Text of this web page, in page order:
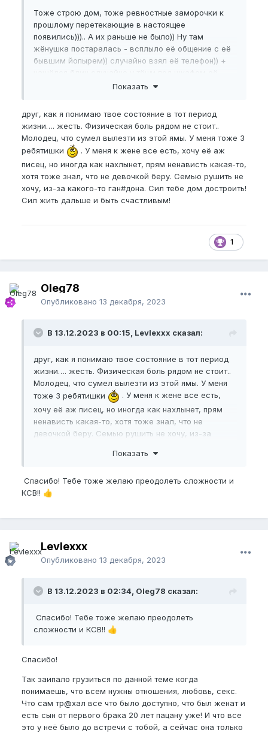
Тоже строю дом, тоже ревностные заморочки к
прошлому перетекающие в настоящее
появились))).. А их раньше не было)) Ну там
жёнушка постаралась - всплыло её общение с её
бывшим йопырем)) случайно взял её телефон)) +
древний девичий дневник в котором она
вынимал из неё в каком-то отеле... А дневничок
был полненький, но я после первой же страницы
его швырнул и не стал дальше читать... Ну это
жесть - зачем мне это всё на 16м году совместной
жизни и тремя маленькими детьми и
недостроенным домом блин знать?! Ну знал
конечно что не девочка, но вот с подробностями.. -
это пздц... Я выпал в осадок и жизнь
дисфункцией и чуть не запил. Но взял себя в руки,
занялся спортом, правда из семьи не ушёл, но и
частично, жаль не на 100% как это было, но всё же
эрекцию!!) теперь стал засматриваться на др баб,
Показать
друг, как я понимаю твое состояние в тот период
жизни…. жесть. Физическая боль рядом не стоит..
Молодец, что сумел вылезти из этой ямы. У меня тоже 3
ребятишки
. У меня к жене все есть, хочу её аж
писец, но иногда как нахлынет, прям ненависть какая-то,
хотя тоже знал, что не девочкой беру. Семью рушить не
хочу, из-за какого-то ган#дона. Сил тебе дом достроить!
Сил жить дальше и быть счастливым!
1
Oleg78
Опубликовано 13 декабря, 2023
В 13.12.2023 в 00:15, Levlexxx сказал:
друг, как я понимаю твое состояние в тот период
жизни…. жесть. Физическая боль рядом не стоит..
Молодец, что сумел вылезти из этой ямы. У меня
тоже 3 ребятишки
. У меня к жене все есть,
хочу её аж писец, но иногда как нахлынет, прям
ненависть какая-то, хотя тоже знал, что не
девочкой беру. Семью рушить не хочу, из-за
жить дальше и быть счастливым!
Показать
Спасибо! Тебе тоже желаю преодолеть сложности и
КСВ!! 👍
Levlexxx
Опубликовано 13 декабря, 2023
В 13.12.2023 в 02:34, Oleg78 сказал:
Спасибо! Тебе тоже желаю преодолеть
сложности и КСВ!! 👍
Спасибо!
Так заипало грузиться по данной теме когда
понимаешь, что всем нужны отношения, любовь, секс.
Что сам тр@хал все что было доступно, что был женат и
есть сын от первого брака 20 лет пацану уже! И что все
это у неё было до встречи с тобой, а сейчас она только